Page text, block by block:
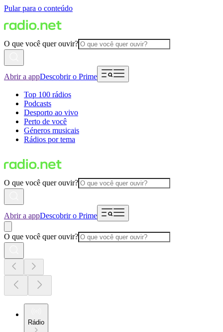
Pular para o conteúdo
O que você quer ouvir?
Abrir a appDescobrir o Prime
Top 100 rádios
Podcasts
Desporto ao vivo
Perto de você
Géneros musicais
Rádios por tema
O que você quer ouvir?
Abrir a appDescobrir o Prime
O que você quer ouvir?
Rádio